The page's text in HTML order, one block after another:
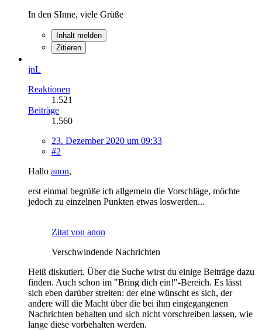
In den SInne, viele Grüße
Inhalt melden
Zitieren
jnL
Reaktionen
1.521
Beiträge
1.560
23. Dezember 2020 um 09:33
#2
Hallo anon,
erst einmal begrüße ich allgemein die Vorschläge, möchte
jedoch zu einzelnen Punkten etwas loswerden...
Zitat von anon
Verschwindende Nachrichten
Heiß diskutiert. Über die Suche wirst du einige Beiträge dazu
finden. Auch schon im "Bring dich ein!"-Bereich. Es lässt
sich eben darüber streiten: der eine wünscht es sich, der
andere will die Macht über die bei ihm eingegangenen
Nachrichten behalten und sich nicht vorschreiben lassen, wie
lange diese vorbehalten werden.